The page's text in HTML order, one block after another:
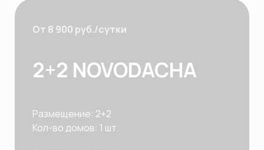
От 8 900 руб./сутки
2+2 NOVODACHA
Размещение: 2+2
Кол-во домов: 1 шт.